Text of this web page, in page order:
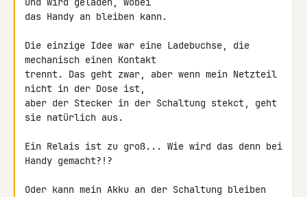
das Handy an bleiben kann.
Die einzige Idee war eine Ladebuchse, die
mechanisch einen Kontakt
trennt. Das geht zwar, aber wenn mein Netzteil
nicht in der Dose ist,
aber der Stecker in der Schaltung stekct, geht
sie natürlich aus.
Ein Relais ist zu groß... Wie wird das denn bei
Handy gemacht?!?
Oder kann mein Akku an der Schaltung bleiben